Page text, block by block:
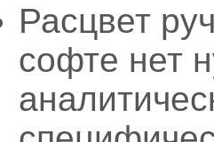
Расцвет
софте нет